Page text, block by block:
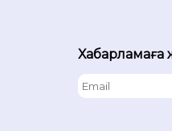
Хабарламаға